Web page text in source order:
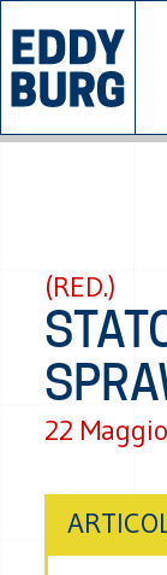
(RED.)
22